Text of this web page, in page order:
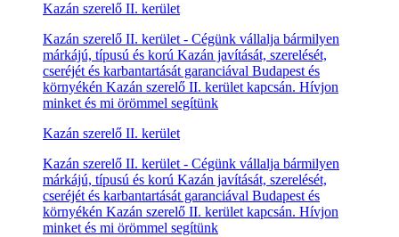
Kazán szerelő II. kerület
Kazán szerelő II. kerület - Cégünk vállalja bármilyen
márkájú, típusú és korú Kazán javítását, szerelését,
cseréjét és karbantartását garanciával Budapest és
környékén Kazán szerelő II. kerület kapcsán. Hívjon
minket és mi örömmel segítünk
Kazán szerelő II. kerület
Kazán szerelő II. kerület - Cégünk vállalja bármilyen
márkájú, típusú és korú Kazán javítását, szerelését,
cseréjét és karbantartását garanciával Budapest és
környékén Kazán szerelő II. kerület kapcsán. Hívjon
minket és mi örömmel segítünk